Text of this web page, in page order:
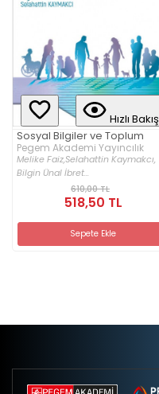
Hızlı Bakış
Sosyal Bilgiler ve Toplum
Pegem Akademi Yayıncılık
Melike Faiz,Selahattin Kaymakcı,
Bilgin Ünal İbret...
610,00 TL
518,50 TL
Sepete Ekle